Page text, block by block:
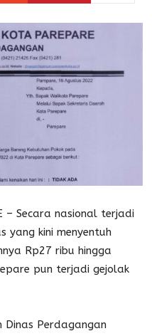
– Secara nasional terjadi
yang kini menyentuh
Rp27 ribu hingga
pun terjadi gejolak
Perdagangan